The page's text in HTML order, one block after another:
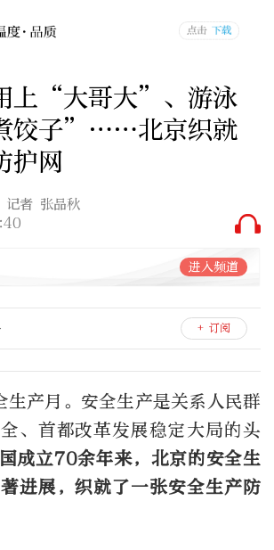
上“大哥大”、游泳
饺子”……北京织就
护网
| 记者 张品秋
进入频道
+ 订阅
生产月。安全生产是关系人民群
、首都改革发展稳定大局的头
成立70余年来，北京的安全生
进展，织就了一张安全生产防